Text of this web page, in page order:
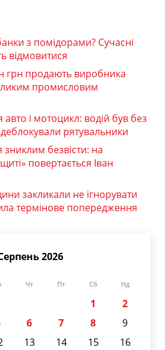
з помідорами? Сучасні
відмовитися
грн продають виробника
промисловим
авто і мотоцикл: водій був без
деблокували рятувальники
безвісти: на
повертається Іван
закликали не ігнорувати
термінове попередження
2026
Чт Пт Сб Нд
1
2
6 7 8
9
13 14 15
16